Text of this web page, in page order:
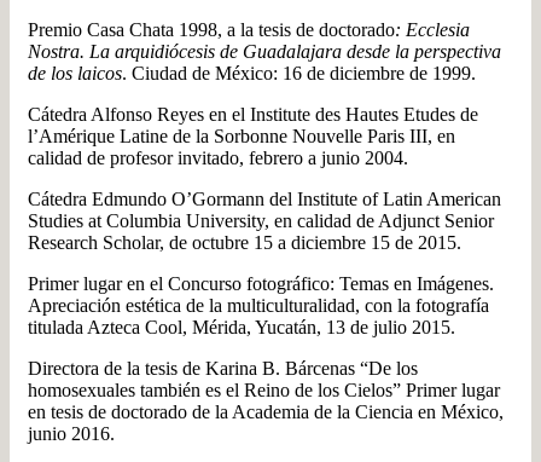
Premio Casa Chata 1998, a la tesis de doctorado: Ecclesia
Nostra. La arquidiócesis de Guadalajara desde la perspectiva
de los laicos. Ciudad de México: 16 de diciembre de 1999.
Cátedra Alfonso Reyes en el Institute des Hautes Etudes de
l’Amérique Latine de la Sorbonne Nouvelle Paris III, en
calidad de profesor invitado, febrero a junio 2004.
Cátedra Edmundo O’Gormann del Institute of Latin American
Studies at Columbia University, en calidad de Adjunct Senior
Research Scholar, de octubre 15 a diciembre 15 de 2015.
Primer lugar en el Concurso fotográfico: Temas en Imágenes.
Apreciación estética de la multiculturalidad, con la fotografía
titulada Azteca Cool, Mérida, Yucatán, 13 de julio 2015.
Directora de la tesis de Karina B. Bárcenas “De los
homosexuales también es el Reino de los Cielos” Primer lugar
en tesis de doctorado de la Academia de la Ciencia en México,
junio 2016.